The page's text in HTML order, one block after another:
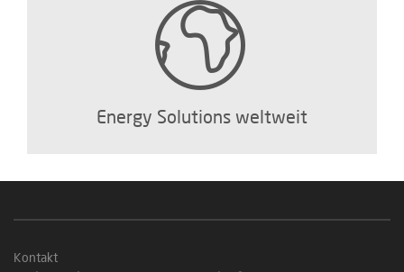
Energy Solutions weltweit
Kontakt